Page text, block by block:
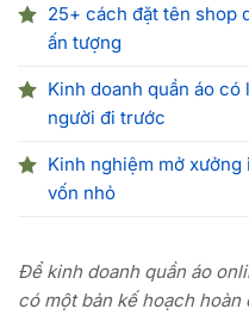
25+ cách đặt tên shop
ấn tượng
Kinh doanh quần áo
người đi trước
Kinh nghiệm mở
vốn nhỏ
Để kinh doanh quần áo
có một bản kế hoạch